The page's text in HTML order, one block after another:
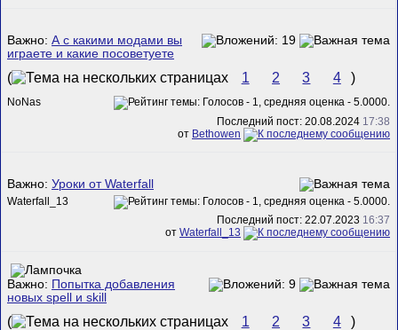
Важно: А с какими модами вы
играете и какие посоветуете
( 1 2 3 4 )
NoNas
Последний пост: 20.08.2024 17:38
от Bethowen
Важно: Уроки от Waterfall
Waterfall_13
Последний пост: 22.07.2023 16:37
от Waterfall_13
Важно: Попытка добавления
новых spell и skill
( 1 2 3 4 )